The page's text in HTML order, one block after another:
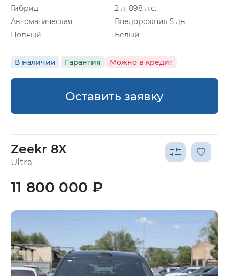
Гибрид
2 л, 898 л.с.
Автоматическая
Внедорожник 5 дв.
Полный
Белый
В наличии Гарантия Можно в кредит
Оставить заявку
Zeekr 8X
Ultra
11 800 000 ₽